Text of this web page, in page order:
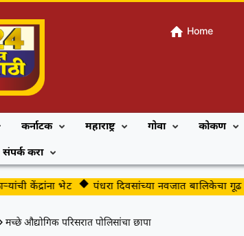
Home
कर्नाटक महाराष्ट्र गोवा कोकण
संपर्क करा
केंद्रांना भेट पंधरा दिवसांच्या नवजात बालिकेचा गूढ मृत्यू
मच्छे औद्योगिक परिसरात पोलिसांचा छापा